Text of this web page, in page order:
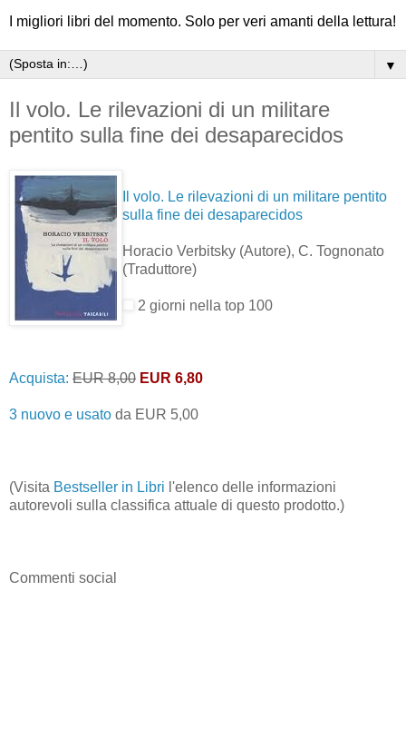
I migliori libri del momento. Solo per veri amanti della lettura!
▼
Il volo. Le rilevazioni di un militare
pentito sulla fine dei desaparecidos
Il volo. Le rilevazioni di un militare pentito
sulla fine dei desaparecidos
Horacio Verbitsky (Autore), C. Tognonato
(Traduttore)
2 giorni nella top 100
Acquista: EUR 8,00 EUR 6,80
3 nuovo e usato da EUR 5,00
(Visita Bestseller in Libri l'elenco delle informazioni
autorevoli sulla classifica attuale di questo prodotto.)
Commenti social